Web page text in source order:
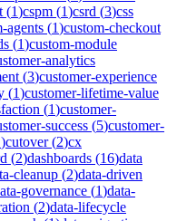
(1)cspm (1)csrd (3)css
agents (1)custom-checkout
(1)custom-module
analytics
(3)customer-experience
(1)customer-lifetime-value
(1)customer-
success (5)customer-
)cutover(2)cx
(2)dashboards (16)data
cleanup (2)data-driven
governance (1)data-
(2)data-lifecycle